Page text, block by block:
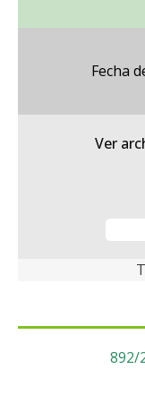
Fecha
Ver
892/